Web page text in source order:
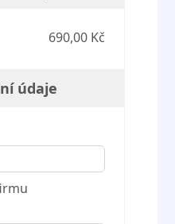
690,00 Kč
údaje